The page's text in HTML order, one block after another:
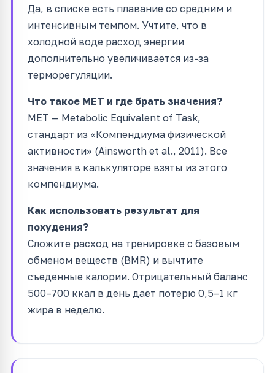
Да, в списке есть плавание со средним и
интенсивным темпом. Учтите, что в
холодной воде расход энергии
дополнительно увеличивается из-за
терморегуляции.
Что такое MET и где брать значения?
MET — Metabolic Equivalent of Task,
стандарт из «Компендиума физической
активности» (Ainsworth et al., 2011). Все
значения в калькуляторе взяты из этого
компендиума.
Как использовать результат для
похудения?
Сложите расход на тренировке с базовым
обменом веществ (BMR) и вычтите
съеденные калории. Отрицательный баланс
500–700 ккал в день даёт потерю 0,5–1 кг
жира в неделю.